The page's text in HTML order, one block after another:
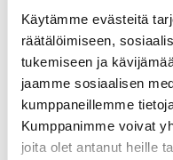
Käytämme evästeitä
räätälöimiseen,
tukemiseen ja
jaamme sosiaalisen
kumppaneillemme
Kumppanimme voivat
joita olet antanut heille
15:00 Kauhava, Tori
15:30 Lapua,
16:00 Seinäjoki,
16:20 Ylistaro, ST1
16:30 Isokyrö, Johan-